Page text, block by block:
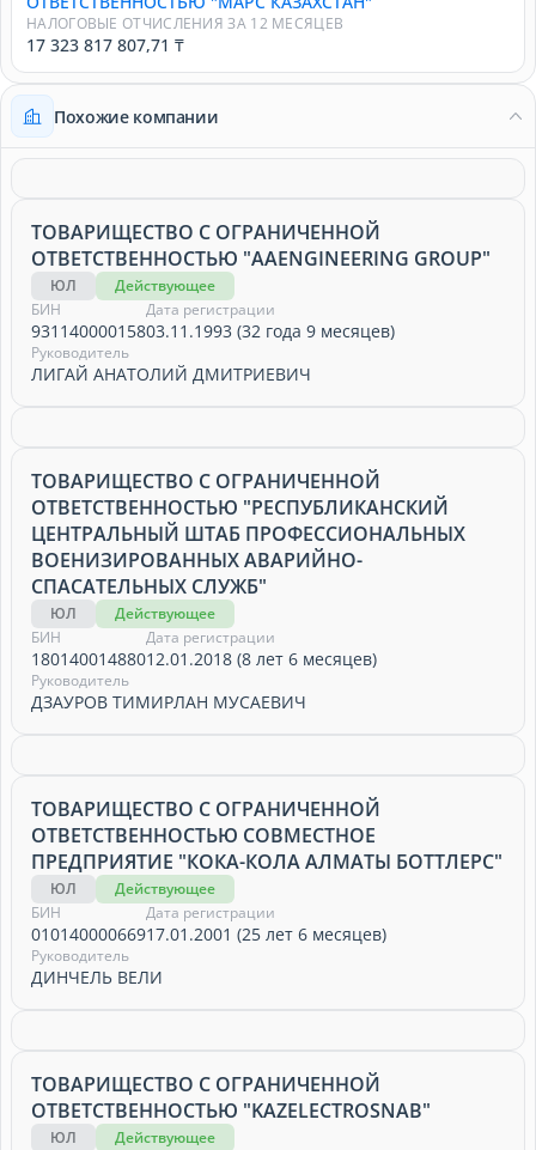
НАЛОГОВЫЕ ОТЧИСЛЕНИЯ ЗА 12 МЕСЯЦЕВ
17 323 817 807,71 ₸
Похожие компании
ТОВАРИЩЕСТВО С ОГРАНИЧЕННОЙ
ОТВЕТСТВЕННОСТЬЮ "AAENGINEERING GROUP"
ЮЛ
Действующее
БИН
931140000158
Дата регистрации
03.11.1993 (32 года 9 месяцев)
Руководитель
ЛИГАЙ АНАТОЛИЙ ДМИТРИЕВИЧ
ТОВАРИЩЕСТВО С ОГРАНИЧЕННОЙ
ОТВЕТСТВЕННОСТЬЮ "РЕСПУБЛИКАНСКИЙ
ЦЕНТРАЛЬНЫЙ ШТАБ ПРОФЕССИОНАЛЬНЫХ
ВОЕНИЗИРОВАННЫХ АВАРИЙНО-
СПАСАТЕЛЬНЫХ СЛУЖБ"
ЮЛ
Действующее
БИН
180140014880
Дата регистрации
12.01.2018 (8 лет 6 месяцев)
Руководитель
ДЗАУРОВ ТИМИРЛАН МУСАЕВИЧ
ТОВАРИЩЕСТВО С ОГРАНИЧЕННОЙ
ОТВЕТСТВЕННОСТЬЮ СОВМЕСТНОЕ
ПРЕДПРИЯТИЕ "КОКА-КОЛА АЛМАТЫ БОТТЛЕРС"
ЮЛ
Действующее
БИН
010140000669
Дата регистрации
17.01.2001 (25 лет 6 месяцев)
Руководитель
ДИНЧЕЛЬ ВЕЛИ
ТОВАРИЩЕСТВО С ОГРАНИЧЕННОЙ
ОТВЕТСТВЕННОСТЬЮ "KAZELECTROSNAB"
ЮЛ
Действующее